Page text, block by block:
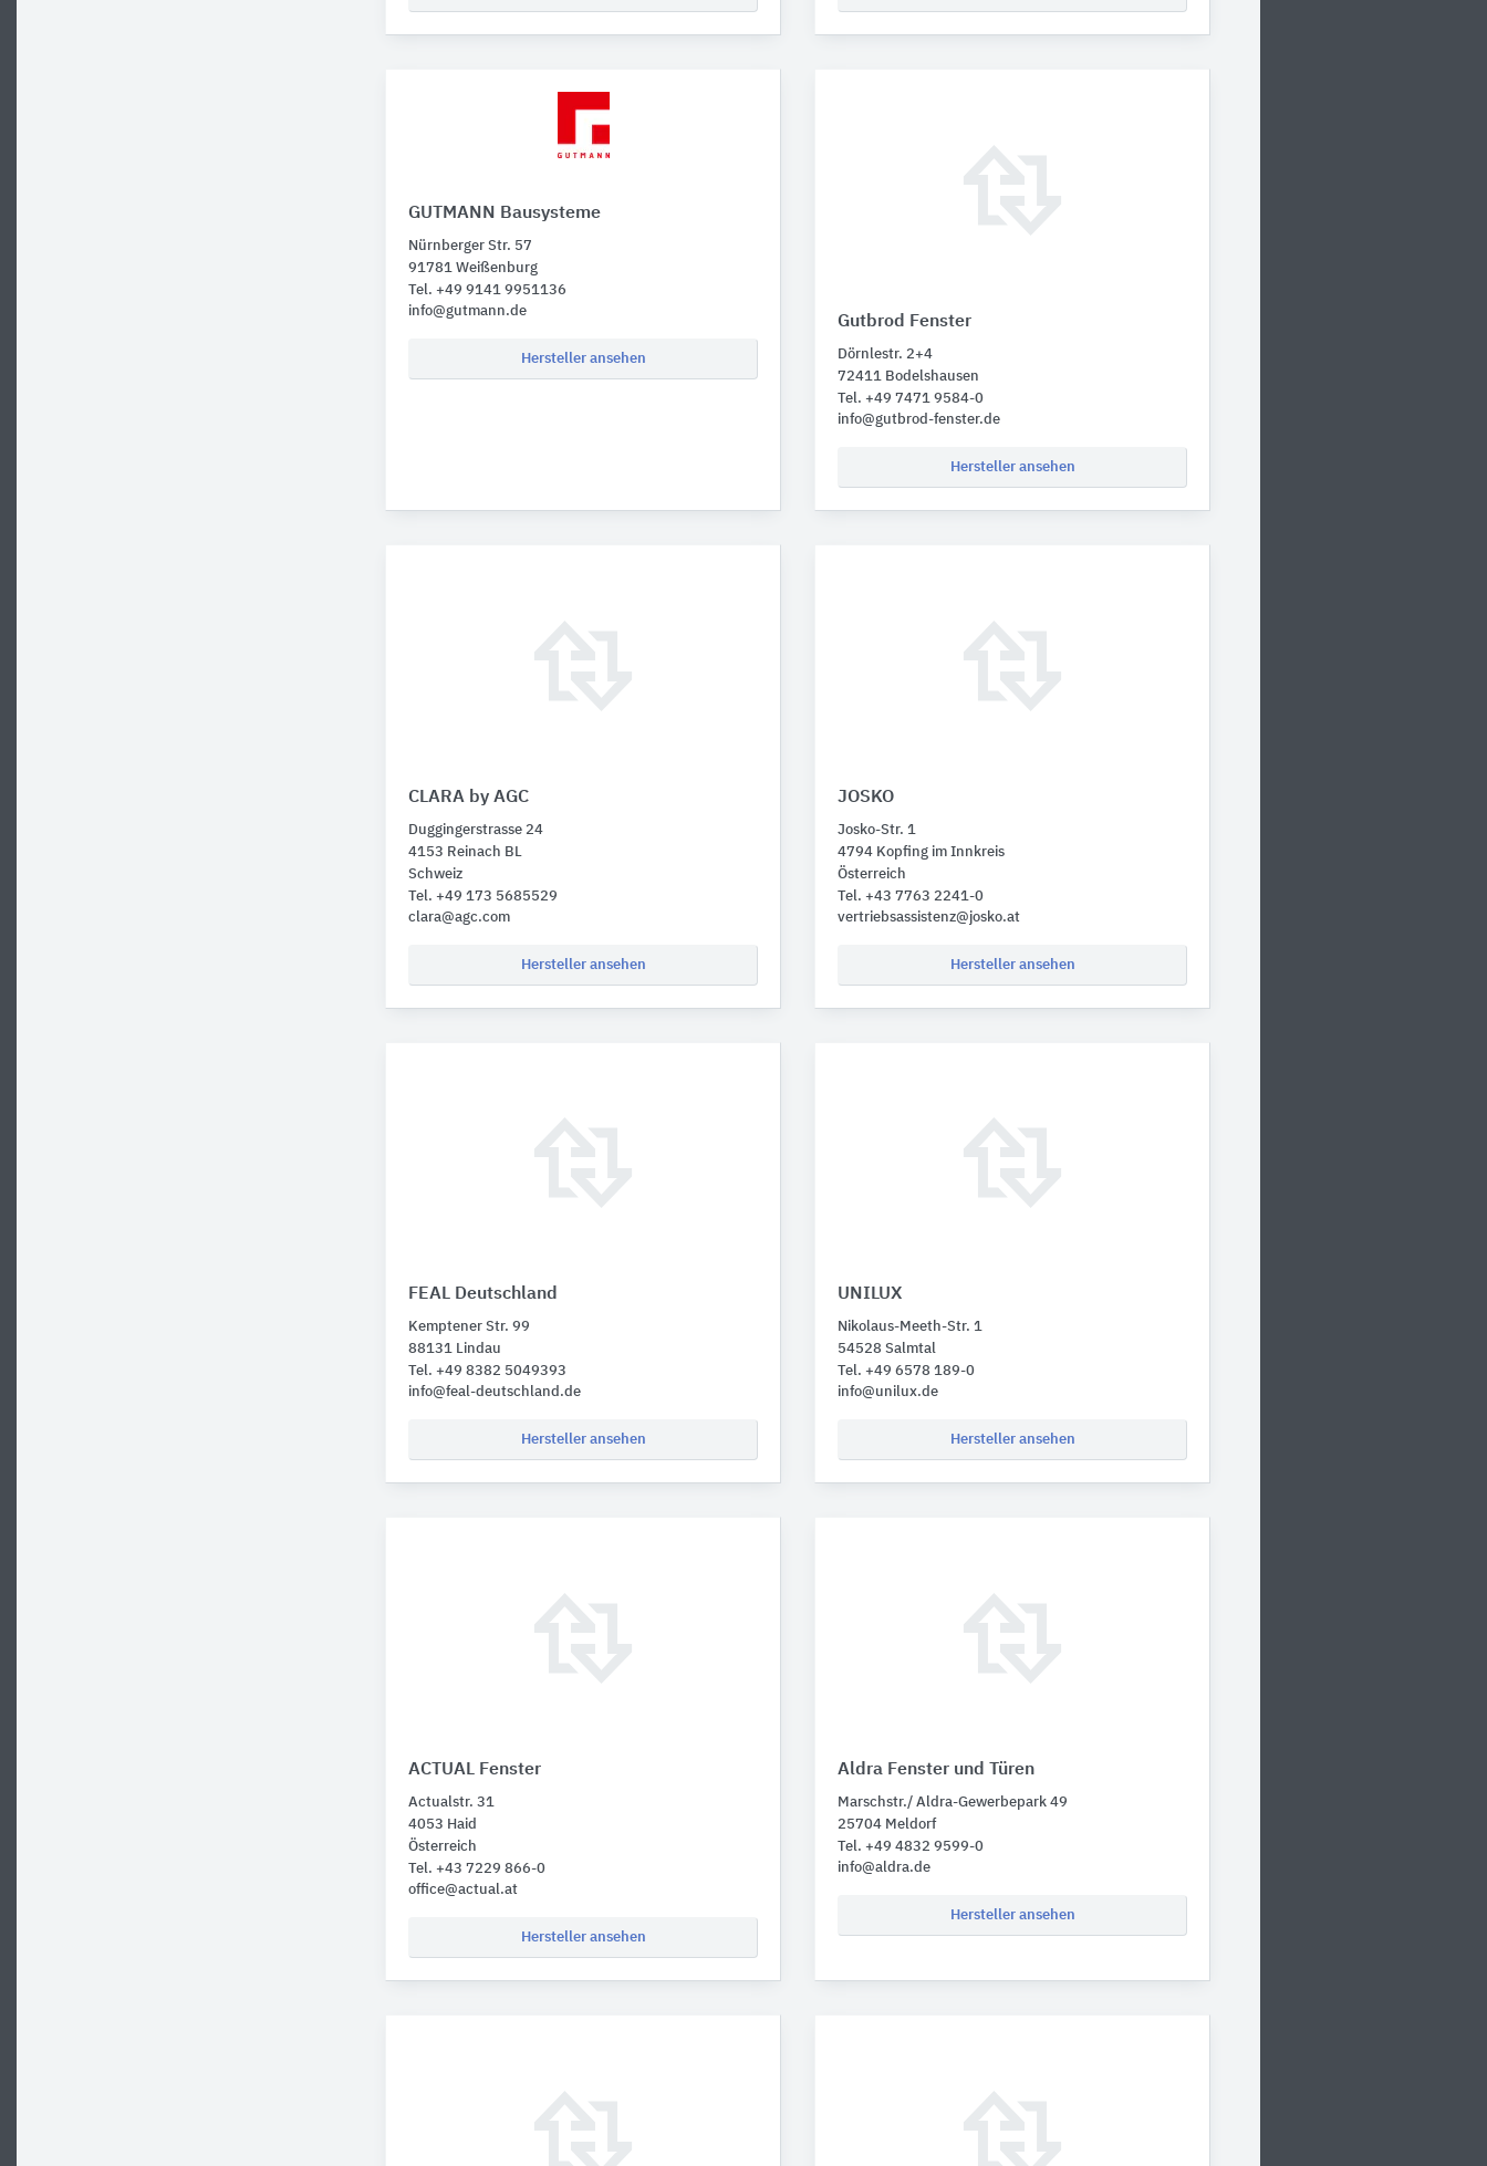
GUTMANN Bausysteme
Nürnberger Str. 57
91781 Weißenburg
Tel. +49 9141 9951136
info@gutmann.de
Hersteller ansehen
Gutbrod Fenster
Dörnlestr. 2+4
72411 Bodelshausen
Tel. +49 7471 9584-0
info@gutbrod-fenster.de
Hersteller ansehen
CLARA by AGC
Duggingerstrasse 24
4153 Reinach BL
Schweiz
Tel. +49 173 5685529
clara@agc.com
Hersteller ansehen
JOSKO
Josko-Str. 1
4794 Kopfing im Innkreis
Österreich
Tel. +43 7763 2241-0
vertriebsassistenz@josko.at
Hersteller ansehen
FEAL Deutschland
Kemptener Str. 99
88131 Lindau
Tel. +49 8382 5049393
info@feal-deutschland.de
Hersteller ansehen
UNILUX
Nikolaus-Meeth-Str. 1
54528 Salmtal
Tel. +49 6578 189-0
info@unilux.de
Hersteller ansehen
ACTUAL Fenster
Actualstr. 31
4053 Haid
Österreich
Tel. +43 7229 866-0
office@actual.at
Hersteller ansehen
Aldra Fenster und Türen
Marschstr./ Aldra-Gewerbepark 49
25704 Meldorf
Tel. +49 4832 9599-0
info@aldra.de
Hersteller ansehen